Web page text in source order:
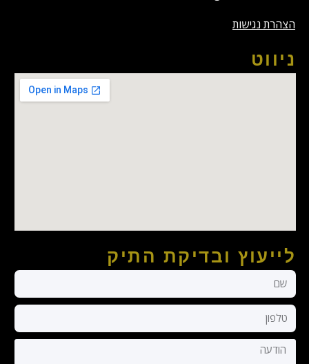
הצהרת נגישות
ניווט
לייעוץ ובדיקת התיק